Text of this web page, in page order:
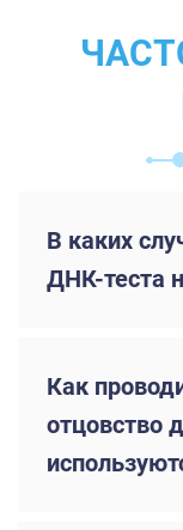
В каких
ДНК-теста
Как
отцовство